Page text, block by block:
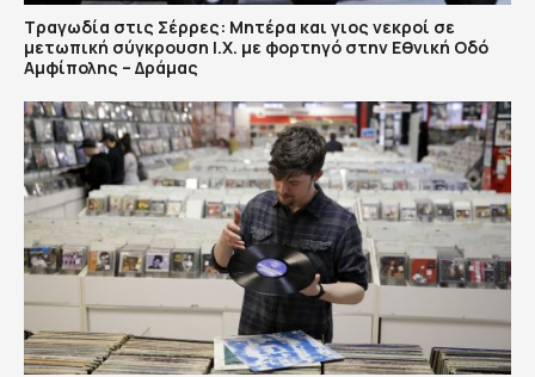
Τραγωδία στις Σέρρες: Μητέρα και γιος νεκροί σε
μετωπική σύγκρουση Ι.Χ. με φορτηγό στην Εθνική Οδό
Αμφίπολης – Δράμας